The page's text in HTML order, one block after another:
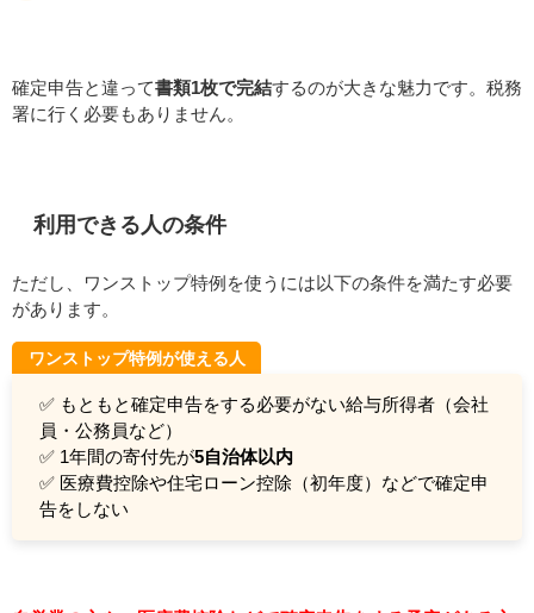
確定申告と違って書類1枚で完結するのが大きな魅力です。税務
署に行く必要もありません。
利用できる人の条件
ただし、ワンストップ特例を使うには以下の条件を満たす必要
があります。
ワンストップ特例が使える人
✅ もともと確定申告をする必要がない給与所得者（会社
員・公務員など）
✅ 1年間の寄付先が5自治体以内
✅ 医療費控除や住宅ローン控除（初年度）などで確定申
告をしない